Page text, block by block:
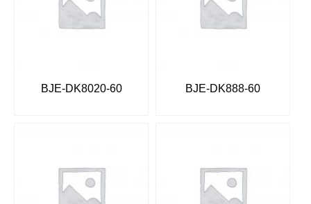
BJE-DK8020-60 BJE-DK888-60